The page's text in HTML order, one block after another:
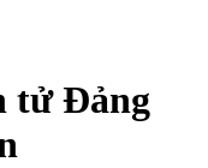
tử Đảng